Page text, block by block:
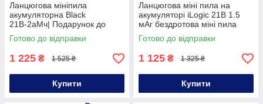
Ланцюгова мініпила
акумуляторна Black
21В-2аМч| Подарунок до
кожного замовлення
Готово до відправки
1 225 ₴ 1 525 ₴
Купити
Ланцюгова міні пила на
акумуляторі iLogic 21В 1.5
мАг бездротова міні пила
ручна міні пила на
акумуляторі
Готово до відправки
1 125 ₴ 1 325 ₴
Купити